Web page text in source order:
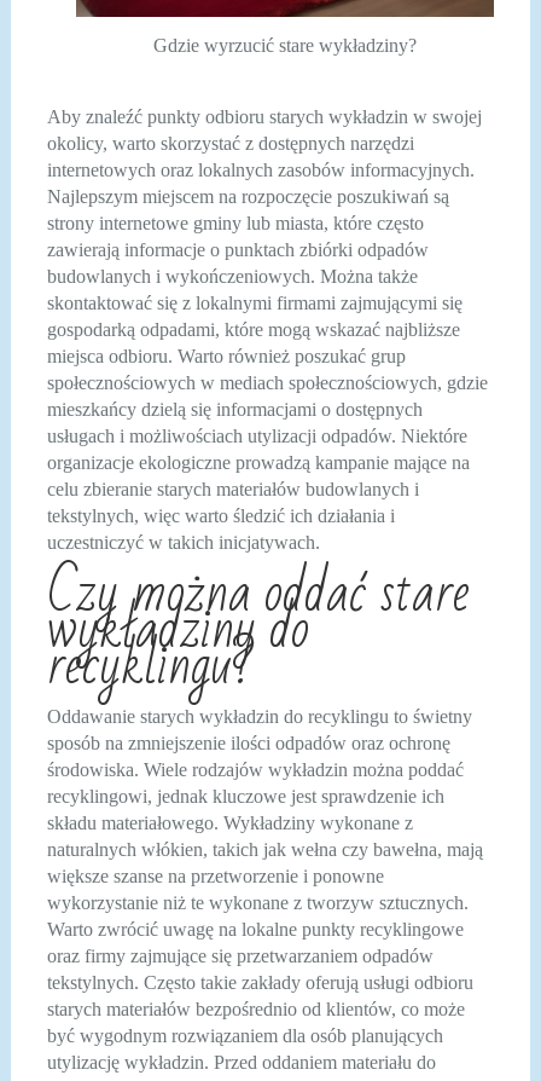
Gdzie wyrzucić stare wykładziny?
Aby znaleźć punkty odbioru starych wykładzin w swojej
okolicy, warto skorzystać z dostępnych narzędzi
internetowych oraz lokalnych zasobów informacyjnych.
Najlepszym miejscem na rozpoczęcie poszukiwań są
strony internetowe gminy lub miasta, które często
zawierają informacje o punktach zbiórki odpadów
budowlanych i wykończeniowych. Można także
skontaktować się z lokalnymi firmami zajmującymi się
gospodarką odpadami, które mogą wskazać najbliższe
miejsca odbioru. Warto również poszukać grup
społecznościowych w mediach społecznościowych, gdzie
mieszkańcy dzielą się informacjami o dostępnych
usługach i możliwościach utylizacji odpadów. Niektóre
organizacje ekologiczne prowadzą kampanie mające na
celu zbieranie starych materiałów budowlanych i
tekstylnych, więc warto śledzić ich działania i
uczestniczyć w takich inicjatywach.
Czy można oddać stare
wykładziny do
recyklingu?
Oddawanie starych wykładzin do recyklingu to świetny
sposób na zmniejszenie ilości odpadów oraz ochronę
środowiska. Wiele rodzajów wykładzin można poddać
recyklingowi, jednak kluczowe jest sprawdzenie ich
składu materiałowego. Wykładziny wykonane z
naturalnych włókien, takich jak wełna czy bawełna, mają
większe szanse na przetworzenie i ponowne
wykorzystanie niż te wykonane z tworzyw sztucznych.
Warto zwrócić uwagę na lokalne punkty recyklingowe
oraz firmy zajmujące się przetwarzaniem odpadów
tekstylnych. Często takie zakłady oferują usługi odbioru
starych materiałów bezpośrednio od klientów, co może
być wygodnym rozwiązaniem dla osób planujących
utylizację wykładzin. Przed oddaniem materiału do